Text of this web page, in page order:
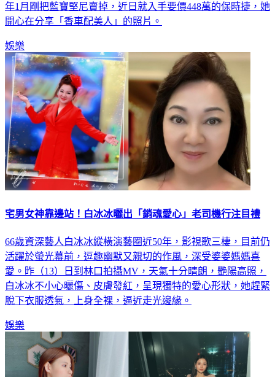
年1月剛把藍寶堅尼賣掉，近日就入手要價448萬的保時捷，她
開心在分享「香車配美人」的照片。
娛樂
宅男女神靠邊站！白冰冰曬出「銷魂愛心」老司機行注目禮
66歲資深藝人白冰冰縱橫演藝圈近50年，影視歌三棲，目前仍
活躍於螢光幕前，逗趣幽默又親切的作風，深受婆婆媽媽喜
愛。昨（13）日到林口拍攝MV，天氣十分晴朗，艷陽高照，
白冰冰不小心曬傷、皮膚發紅，呈現獨特的愛心形狀，她趕緊
脫下衣服透氣，上身全裸，逼近走光邊緣。
娛樂